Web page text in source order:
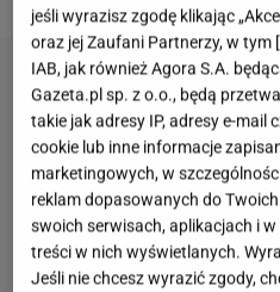
jeśli wyrazisz zgodę klikając
oraz jej Zaufani Partnerzy, w tym [
IAB, jak również Agora S.A.
Gazeta.pl sp. z o.o., będą
takie jak adresy IP, adresy e-mail
cookie lub inne informacje
marketingowych, w
reklam dopasowanych do
swoich serwisach, aplikacjach i
treści w nich wyświetlanych.
Jeśli nie chcesz wyrazić zgody,